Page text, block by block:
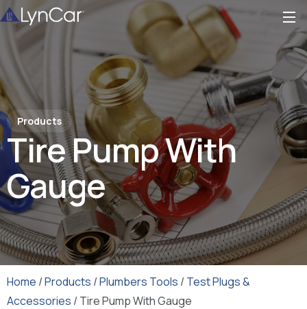
Products
Tire Pump With
Gauge
Home /Products /Plumbers Tools / Test Plugs &
Accessories / Tire Pump With Gauge